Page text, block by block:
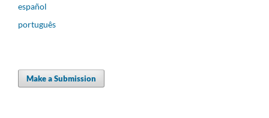
español
português
Make a Submission